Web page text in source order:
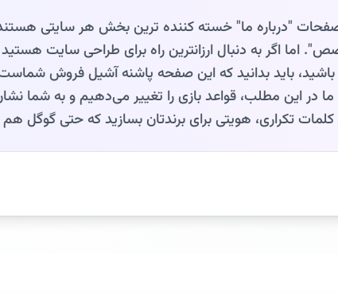
صفحات "درباره ما" خسته‌ کننده‌ ترین بخش هر سایتی
اما اگر به دنبال ارزانترین راه برای طراحی سایت
باید بدانید که این صفحه پاشنه آشیل فروش
در این مطلب، قواعد بازی را تغییر می‌دهیم و به شما
کلمات تکراری، هویتی برای برندتان بسازید که حتی گوگل هم